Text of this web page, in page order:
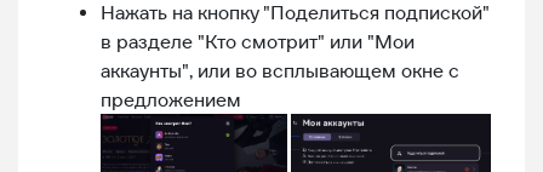
Нажать на кнопку "Поделиться подпиской"
в разделе "Кто смотрит" или "Мои
аккаунты", или во всплывающем окне с
предложением